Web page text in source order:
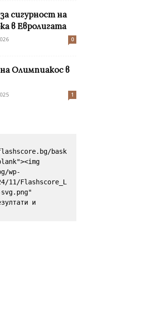
сигурност на
в Евролигата
0
Олимпиакос в
1
bask
wp-
11/Flashscore_L
svg.png"
и